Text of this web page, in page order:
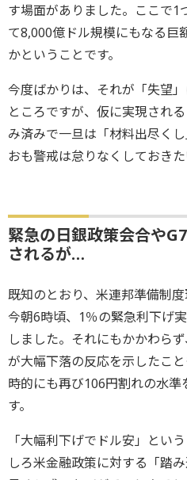
す場面がありました。ここで1
て8,000億ドル規模にもなる巨
かということです。
今度ばかりは、それが「失望
ところですが、仮に実現され
み済みで一旦は「材料出尽く
おも警戒は怠りなくしておきた
緊急の日銀政策会合や
されるが…
既知のとおり、米連邦準備制
今朝6時頃、1％の緊急利下げ
しました。それにもかかわら
が大幅下落の反応を示したこ
時的にも再び106円割れの水
す。
「大幅利下げでドル安」とい
しろ米金融政策に対する「踏